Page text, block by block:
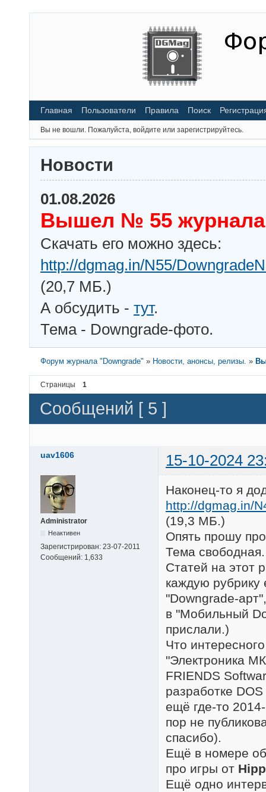
Главная Пользователи Правила Поиск
Вы не вошли. Пожалуйста, войдите или зарегистрируйтесь.
Новости
01.08.2026
Вышел № 55 журнала
Скачать его можно здесь:
http://dgmag.in/N55/
(20,7 МБ.)
А обсудить - тут.
Тема - Downgrade-фото.
Форум журнала "Downgrade" » Новости, анонсы, релизы. »
Страницы 1
Сообщений [ 5 ]
uav1606 15-10-2024
Administrator
Неактивен
Зарегистрирован: 23-07-2011
Сообщений: 1,633
Наконец-то я
http://dgmag.in/
(19,3 МБ.)
Опять прошу
Тема свободная.
Статей на этот
каждую рубрику
"Downgrade-
в "Мобильный
прислали.)
Что
"Электроника
FRIENDS
разработке
ещё где-то
пор не
спасибо).
Ещё в номере
про игры от
Ещё одно